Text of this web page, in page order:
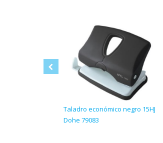
Taladro económico negro 15HJ
Dohe 79083